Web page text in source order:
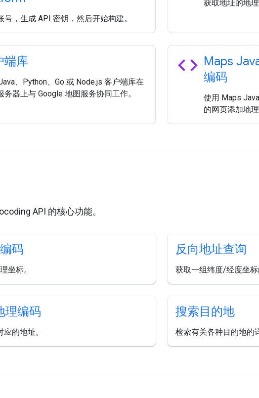
号，生成 API 密钥，然后开始构建。
获取地址的地理
端库
、Python、Go 或 Node.js 客户端库在
务器上与 Google 地图服务协同工作。
code Maps
编码
使用 Maps
的网页添加地理
API 的核心功能。
码
坐标。
反向地址查询
获取一组纬度/经度坐标
理编码
应的地址。
搜索目的地
检索有关各种目的地的